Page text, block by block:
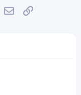
WhatsApp
邮件